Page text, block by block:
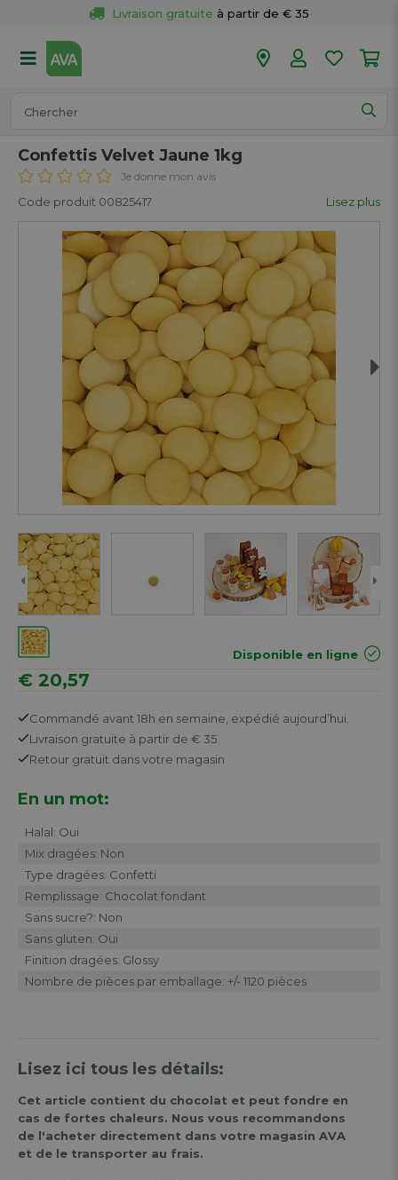
Livraison gratuite à partir de € 35
50 magasins
Confettis Velvet Jaune 1kg
Je donne mon avis
Code produit 00825417 Lisez plus
Disponible en ligne
€ 20,57
Commandé avant 18h en semaine, expédié aujourd’hui.
Livraison gratuite à partir de € 35
Retour gratuit dans votre magasin
En un mot:
Halal: Oui
Mix dragées: Non
Type dragées: Confetti
Remplissage: Chocolat fondant
Sans sucre?: Non
Sans gluten: Oui
Finition dragées: Glossy
Nombre de pièces par emballage: +/- 1120 pièces
Lisez ici tous les détails:
Cet article contient du chocolat et peut fondre en
cas de fortes chaleurs. Nous vous recommandons
de l'acheter directement dans votre magasin AVA
et de le transporter au frais.